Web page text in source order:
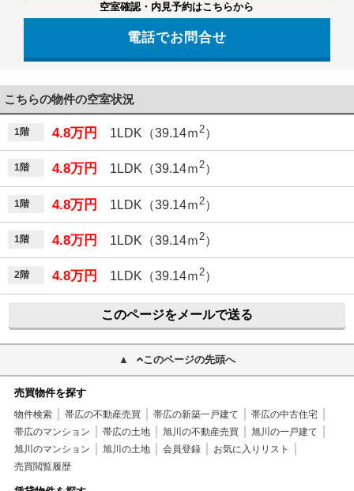
空室確認・内見予約はこちらから
電話でお問合せ
こちらの物件の空室状況
1階 4.8万円 1LDK（39.14ｍ2）
1階 4.8万円 1LDK（39.14ｍ2）
1階 4.8万円 1LDK（39.14ｍ 2）
1階 4.8万円 1LDK（39.14ｍ 2）
2階 4.8万円 1LDK（39.14ｍ2）
このページをメールで送る
このページの先頭へ
売買物件を探す
物件検索 帯広の不動産売買 帯広の新築一戸建て
帯広の中古住宅
帯広のマンション
帯広の土地 旭川の不動産売買
旭川の一戸建て
旭川のマンション
旭川の土地 会員登録
お気に入りリスト
売買閲覧履歴